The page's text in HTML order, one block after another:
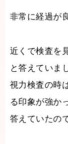
非常に経過が
近くで検査を
と答えていま
視力検査の時
る印象が強か
答えていたの